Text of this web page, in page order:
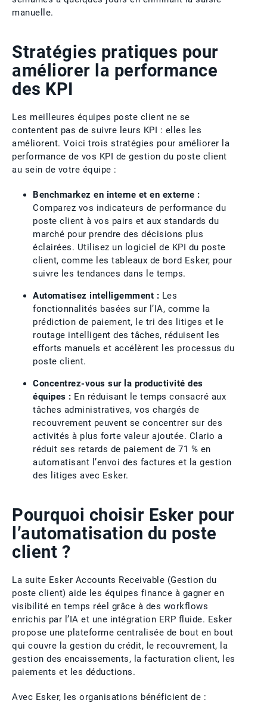
manuelle.
Stratégies pratiques pour
améliorer la performance
des KPI
Les meilleures équipes poste client ne se
contentent pas de suivre leurs KPI : elles les
améliorent. Voici trois stratégies pour améliorer la
performance de vos KPI de gestion du poste client
au sein de votre équipe :
Benchmarkez en interne et en externe :
Comparez vos indicateurs de performance du
poste client à vos pairs et aux standards du
marché pour prendre des décisions plus
éclairées. Utilisez un logiciel de KPI du poste
client, comme les tableaux de bord Esker, pour
suivre les tendances dans le temps.
Automatisez intelligemment : Les
fonctionnalités basées sur l’IA, comme la
prédiction de paiement, le tri des litiges et le
routage intelligent des tâches, réduisent les
efforts manuels et accélèrent les processus du
poste client.
Concentrez-vous sur la productivité des
équipes : En réduisant le temps consacré aux
tâches administratives, vos chargés de
recouvrement peuvent se concentrer sur des
activités à plus forte valeur ajoutée. Clario a
réduit ses retards de paiement de 71 % en
automatisant l’envoi des factures et la gestion
des litiges avec Esker.
Pourquoi choisir Esker pour
l’automatisation du poste
client ?
La suite Esker Accounts Receivable (Gestion du
poste client) aide les équipes finance à gagner en
visibilité en temps réel grâce à des workflows
enrichis par l’IA et une intégration ERP fluide. Esker
propose une plateforme centralisée de bout en bout
qui couvre la gestion du crédit, le recouvrement, la
gestion des encaissements, la facturation client, les
paiements et les déductions.
Avec Esker, les organisations bénéficient de :